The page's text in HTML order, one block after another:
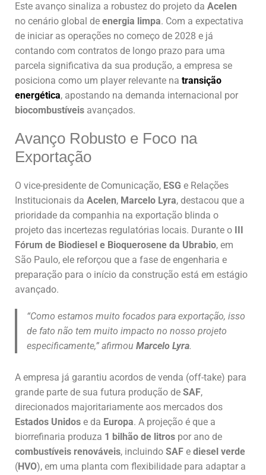
Este avanço sinaliza a robustez do projeto da Acelen
no cenário global de energia limpa. Com a expectativa
de iniciar as operações no começo de 2028 e já
contando com contratos de longo prazo para uma
parcela significativa da sua produção, a empresa se
posiciona como um player relevante na transição
energética, apostando na demanda internacional por
biocombustíveis avançados.
Avanço Robusto e Foco na
Exportação
O vice-presidente de Comunicação, ESG e Relações
Institucionais da Acelen, Marcelo Lyra, destacou que a
prioridade da companhia na exportação blinda o
projeto das incertezas regulatórias locais. Durante o
Fórum de Biodiesel e Bioquerosene da Ubrabio, em
São Paulo, ele reforçou que a fase de engenharia e
preparação para o início da construção está em estágio
avançado.
“Como estamos muito focados para exportação, isso
de fato não tem muito impacto no nosso projeto
especificamente,” afirmou Marcelo Lyra.
A empresa já garantiu acordos de venda (off-take) para
grande parte de sua futura produção de SAF,
direcionados majoritariamente aos mercados dos
Estados Unidos e da Europa. A projeção é que a
biorrefinaria produza 1 bilhão de litros por ano de
combustíveis renováveis, incluindo SAF e diesel verde
(HVO), em uma planta com flexibilidade para adaptar a